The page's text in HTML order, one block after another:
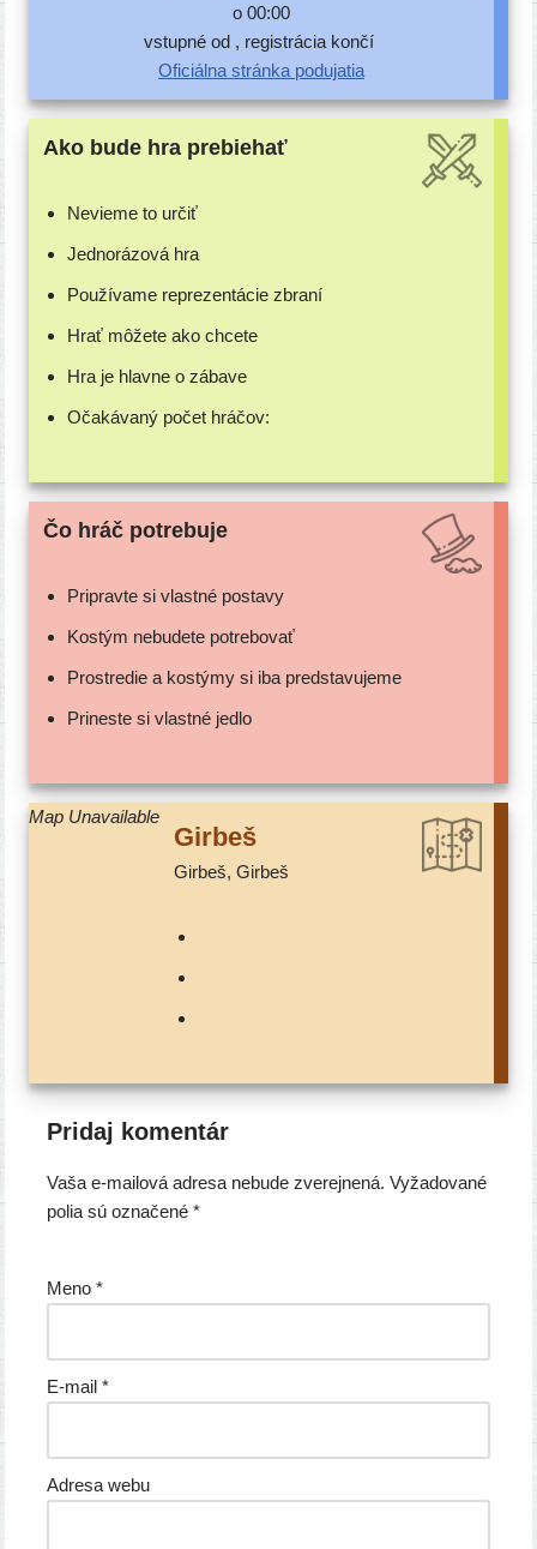
o 00:00
vstup­né od , regis­trá­cia končí
Oficiálna strán­ka podujatia
Ako bude hra prebiehať
Nevieme to určiť
Jednorázová hra
Používame repre­zen­tá­cie zbraní
Hrať môže­te ako chcete
Hra je hlav­ne o zábave
Očakávaný počet hráčov:
Čo hráč potrebuje
Pripravte si vlast­né postavy
Kostým nebu­de­te potrebovať
Prostredie a kos­tý­my si iba predstavujeme
Prineste si vlast­né jedlo
Map Unavailable
Girbeš
Girbeš, Girbeš
Pridaj komentár
Vaša e-mailová adresa nebude zverejnená. Vyžadované
polia sú označené*
Meno*
E-mail*
Adresa webu